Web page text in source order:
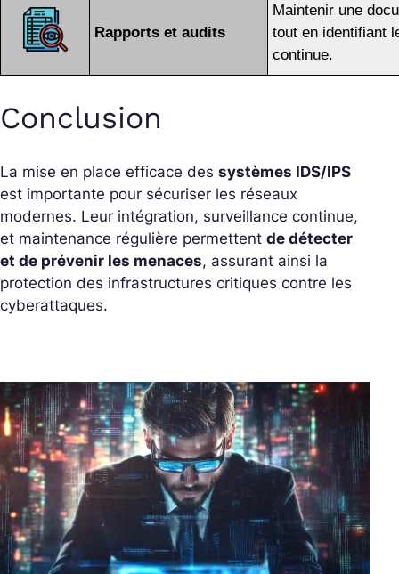
Rapports et audits
Maintenir une
tout en identifiant
continue.
Conclusion
La mise en place efficace des systèmes IDS/IPS
est importante pour sécuriser les réseaux
modernes. Leur intégration, surveillance continue,
et maintenance régulière permettent de détecter
et de prévenir les menaces, assurant ainsi la
protection des infrastructures critiques contre les
cyberattaques.